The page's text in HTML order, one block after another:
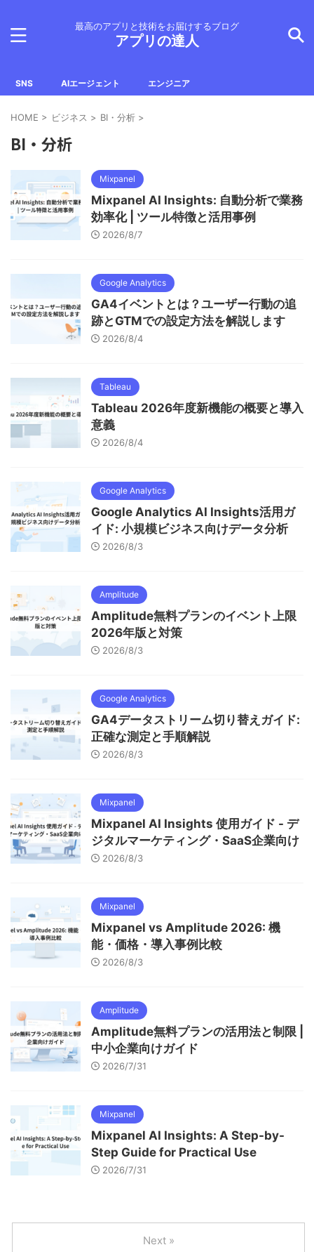
最高のアプリと技術をお届けするブログ
アプリの達人
SNS AIエージェント エンジニア
HOME > ビジネス > BI・分析 >
BI・分析
Mixpanel
Mixpanel AI Insights: 自動分析で業務
効率化 | ツール特徴と活用事例
2026/8/7
Google Analytics
GA4イベントとは？ユーザー行動の追
跡とGTMでの設定方法を解説します
2026/8/4
Tableau
Tableau 2026年度新機能の概要と導入
意義
2026/8/4
Google Analytics
Google Analytics AI Insights活用ガ
イド: 小規模ビジネス向けデータ分析
2026/8/3
Amplitude
Amplitude無料プランのイベント上限
2026年版と対策
2026/8/3
Google Analytics
GA4データストリーム切り替えガイド:
正確な測定と手順解説
2026/8/3
Mixpanel
Mixpanel AI Insights 使用ガイド - デ
ジタルマーケティング・SaaS企業向け
2026/8/3
Mixpanel
Mixpanel vs Amplitude 2026: 機
能・価格・導入事例比較
2026/8/3
Amplitude
Amplitude無料プランの活用法と制限 |
中小企業向けガイド
2026/7/31
Mixpanel
Mixpanel AI Insights: A Step-by-
Step Guide for Practical Use
2026/7/31
Next »